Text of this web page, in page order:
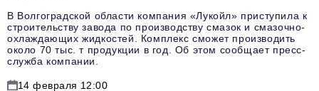
В Волгоградской области компания «Лукойл» приступила к
строительству завода по производству смазок и смазочно-
охлаждающих жидкостей. Комплекс сможет производить
около 70 тыс. т продукции в год. Об этом сообщает пресс-
служба компании.
14 февраля 12:00